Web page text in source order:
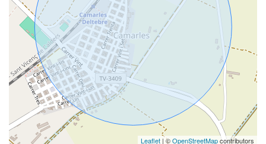
Leaflet | ©OpenStreetMapcontributors